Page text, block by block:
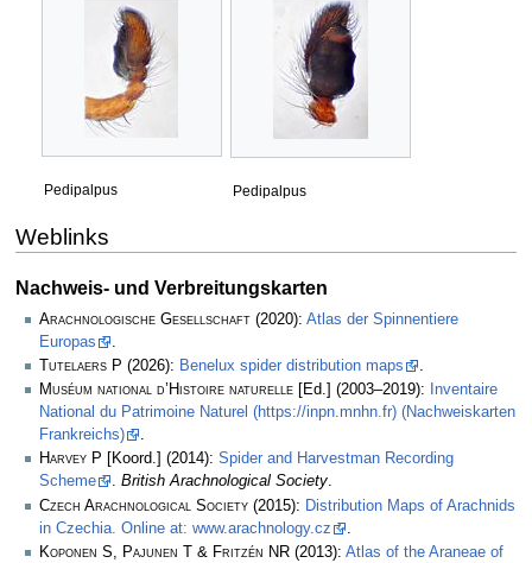
Pedipalpus Pedipalpus
Weblinks
Nachweis- und Verbreitungskarten
Arachnologische Gesellschaft (2020): Atlas der Spinnentiere
Europas
Tutelaers P (2026): Benelux spider distribution maps
Muséum national d’Histoire naturelle [Ed.] (2003–2019):
Inventaire
National du Patrimoine Naturel (https://inpn.mnhn.fr) (Nachweiskarten
Frankreichs)
.
Harvey P [Koord.] (2014): Spider and Harvestman Recording
Scheme
. British Arachnological Society.
Czech Arachnological Society (2015): Distribution Maps of Arachnids
in Czechia. Online at: www.arachnology.cz
Koponen S, Pajunen T & Fritzén NR (2013): Atlas of the Araneae of